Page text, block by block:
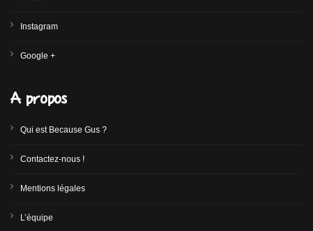
Instagram
Google +
A propos
Qui est Because Gus ?
Contactez-nous !
Mentions légales
L’équipe